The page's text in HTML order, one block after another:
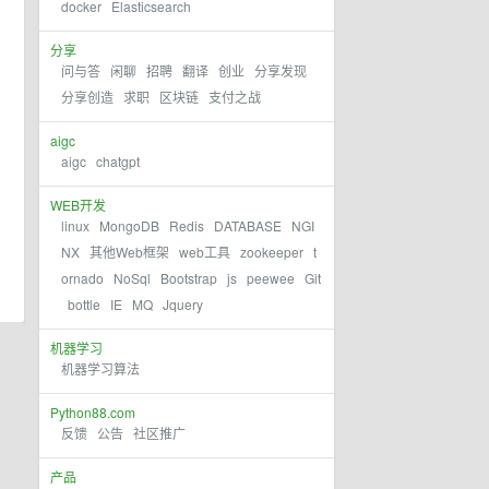
docker Elasticsearch
分享
问与答 闲聊 招聘 翻译 创业 分享发现
分享创造 求职 区块链 支付之战
aigc
aigc chatgpt
WEB开发
linux MongoDB Redis DATABASE
NGI
NX 其他Web框架 web工具 zookeeper t
ornado
NoSql Bootstrap js peewee Git
bottle
IE MQ Jquery
机器学习
机器学习算法
Python88.com
反馈 公告 社区推广
产品